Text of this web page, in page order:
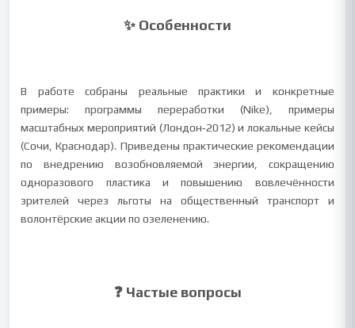
✨ Особенности
В работе собраны реальные практики и конкретные
примеры: программы переработки (Nike), примеры
масштабных мероприятий (Лондон‑2012) и локальные кейсы
(Сочи, Краснодар). Приведены практические рекомендации
по внедрению возобновляемой энергии, сокращению
одноразового пластика и повышению вовлечённости
зрителей через льготы на общественный транспорт и
волонтёрские акции по озеленению.
❓ Частые вопросы